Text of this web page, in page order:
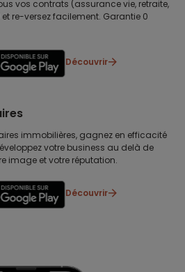
vos contrats (assurance vie, retraite,
re-versez facilement. Garantie 0
Découvrir
immobilières, gagnez en efficacité
votre business au delà de
image et votre réputation.
Découvrir